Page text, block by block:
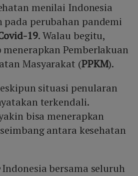
menilai Indonesia
pada perubahan pandemi
19. Walau begitu,
Pemberlakuan
Masyarakat (PPKM).
situasi penularan
terkendali.
bisa menerapkan
antara kesehatan
Indonesia bersama seluruh